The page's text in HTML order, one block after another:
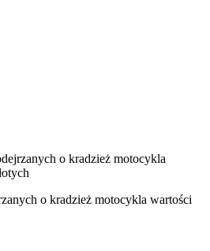
o kradzież motocykla